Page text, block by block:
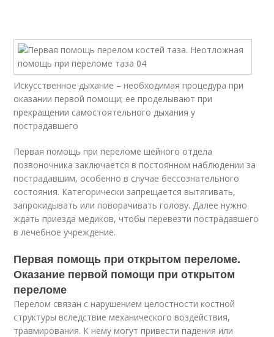
Искусственное дыхание – необходимая процедура при
оказании первой помощи; ее проделывают при
прекращении самостоятельного дыхания у
пострадавшего
Первая помощь при переломе шейного отдела
позвоночника заключается в постоянном наблюдении за
пострадавшим, особенно в случае бессознательного
состояния. Категорически запрещается вытягивать,
запрокидывать или поворачивать голову. Далее нужно
ждать приезда медиков, чтобы перевезти пострадавшего
в лечебное учреждение.
Первая помощь при открытом переломе.
Оказание первой помощи при открытом
переломе
Перелом связан с нарушением целостности костной
структуры вследствие механического воздействия,
травмирования. К нему могут привести падения или